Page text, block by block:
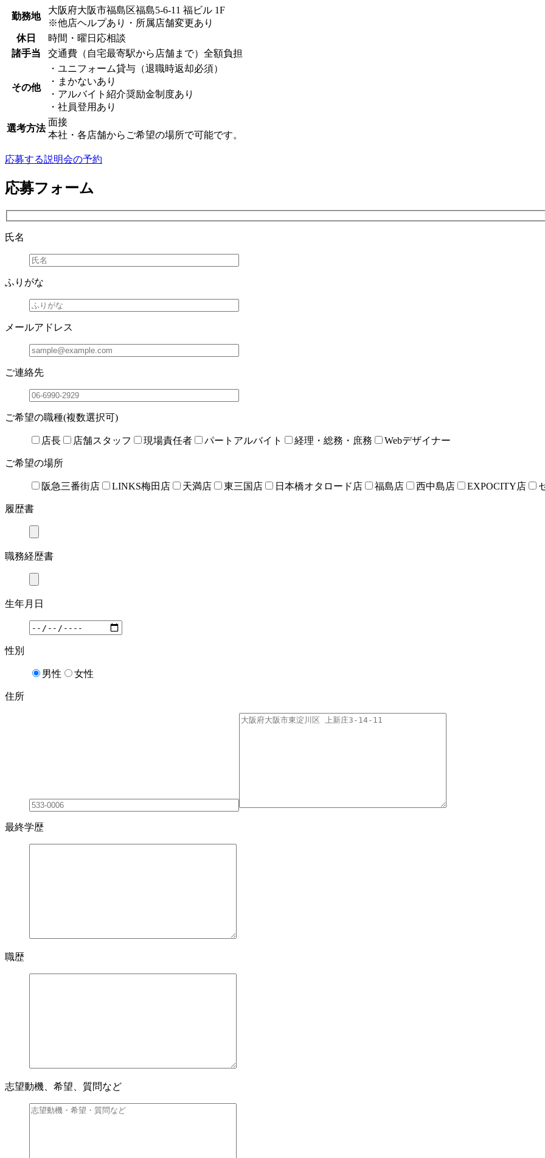
勤務地
大阪府大阪市福島区福島5-6-11 福ビル 1F
※他店ヘルプあり・所属店舗変更あり
休日
時間・曜日応相談
諸手当
交通費（自宅最寄駅から店舗まで）全額負担
その他
・ユニフォーム貸与（退職時返却必須）
・まかないあり
・アルバイト紹介奨励金制度あり
・社員登用あり
選考方法
面接
本社・各店舗からご希望の場所で可能です。
応募する説明会の予約
応募フォーム
氏名
ふりがな
メールアドレス
ご連絡先
ご希望の職種(複数選択可)
店長 店舗スタッフ 現場責任者 パートアルバイト 経理・総務・庶務 Webデザイナー
ご希望の場所
阪急三番街店 LINKS梅田店 天満店 東三国店 日本橋オタロード店 福島店 西中島店 EXPOCITY店
履歴書
職務経歴書
生年月日
性別
男性 女性
住所
最終学歴
職歴
志望動機、希望、質問など